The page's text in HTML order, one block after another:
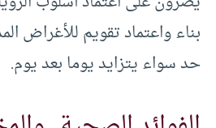
بناء واعتماد تقويم للأغراض
حد سواء يتزايد يوما بعد يوم.